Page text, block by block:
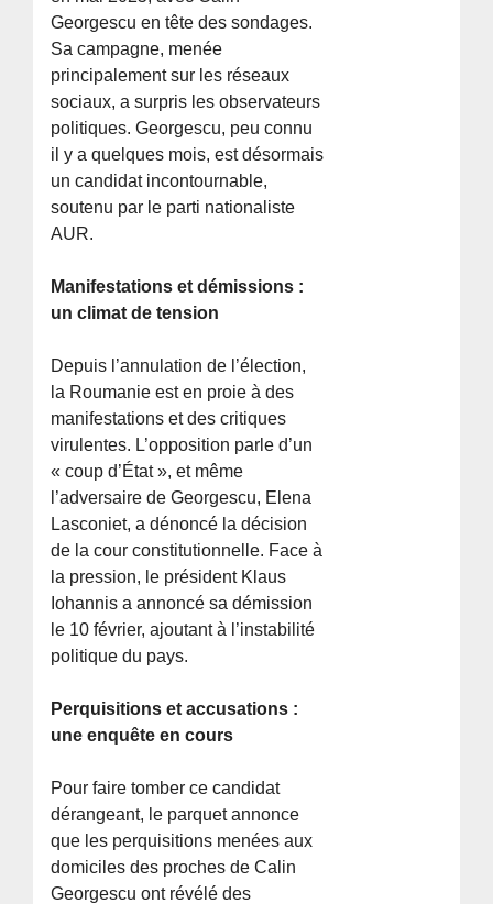
Georgescu en tête des sondages.
Sa campagne, menée
principalement sur les réseaux
sociaux, a surpris les observateurs
politiques. Georgescu, peu connu
il y a quelques mois, est désormais
un candidat incontournable,
soutenu par le parti nationaliste
AUR.
Manifestations et démissions :
un climat de tension
Depuis l’annulation de l’élection,
la Roumanie est en proie à des
manifestations et des critiques
virulentes. L’opposition parle d’un
« coup d’État », et même
l’adversaire de Georgescu, Elena
Lasconiet, a dénoncé la décision
de la cour constitutionnelle. Face à
la pression, le président Klaus
Iohannis a annoncé sa démission
le 10 février, ajoutant à l’instabilité
politique du pays.
Perquisitions et accusations :
une enquête en cours
Pour faire tomber ce candidat
dérangeant, le parquet annonce
que les perquisitions menées aux
domiciles des proches de Calin
Georgescu ont révélé des